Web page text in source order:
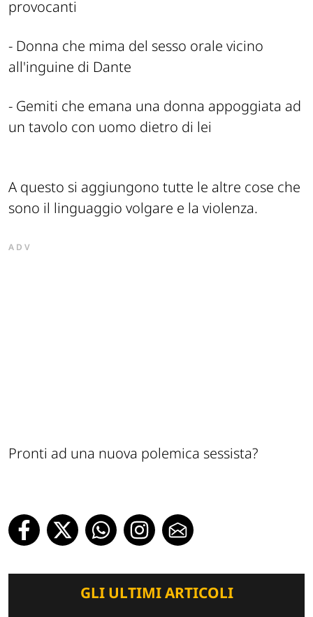
provocanti
- Donna che mima del sesso orale vicino
all'inguine di Dante
- Gemiti che emana una donna appoggiata ad
un tavolo con uomo dietro di lei
A questo si aggiungono tutte le altre cose che
sono il linguaggio volgare e la violenza.
ADV
Pronti ad una nuova polemica sessista?
GLI ULTIMI ARTICOLI